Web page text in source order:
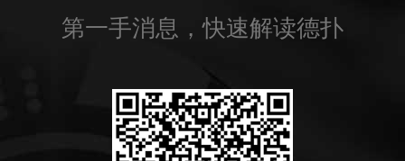
第一手消息，快速解读德扑